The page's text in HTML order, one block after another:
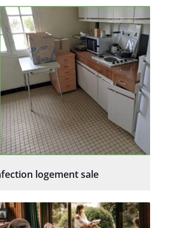
logement sale